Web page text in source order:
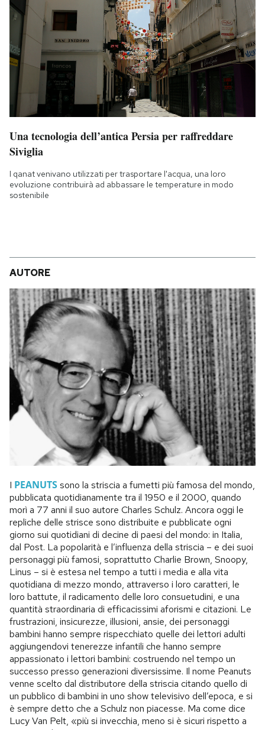
Una tecnologia dell’antica Persia per raffreddare
Siviglia
I qanat venivano utilizzati per trasportare l'acqua, una loro
evoluzione contribuirà ad abbassare le temperature in modo
sostenibile
AUTORE
I PEANUTSsono la striscia a fumetti più famosa del mondo,
pubblicata quotidianamente tra il 1950 e il 2000, quando
morì a 77 anni il suo autore Charles Schulz. Ancora oggi le
repliche delle strisce sono distribuite e pubblicate ogni
giorno sui quotidiani di decine di paesi del mondo: in Italia,
dal Post. La popolarità e l’influenza della striscia – e dei suoi
personaggi più famosi, soprattutto Charlie Brown, Snoopy,
Linus – si è estesa nel tempo a tutti i media e alla vita
quotidiana di mezzo mondo, attraverso i loro caratteri, le
loro battute, il radicamento delle loro consuetudini, e una
quantità straordinaria di efficacissimi aforismi e citazioni. Le
frustrazioni, insicurezze, illusioni, ansie, dei personaggi
bambini hanno sempre rispecchiato quelle dei lettori adulti
aggiungendovi tenerezze infantili che hanno sempre
appassionato i lettori bambini: costruendo nel tempo un
successo presso generazioni diversissime. Il nome Peanuts
venne scelto dal distributore della striscia citando quello di
un pubblico di bambini in uno show televisivo dell’epoca, e si
è sempre detto che a Schulz non piacesse. Ma come dice
Lucy Van Pelt, «più si invecchia, meno si è sicuri rispetto a